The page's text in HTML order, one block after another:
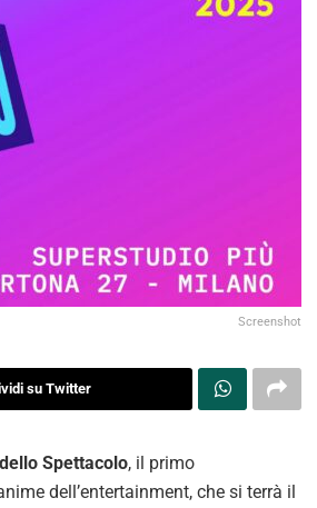
Screenshot
su Twitter
Spettacolo, il primo
dell’entertainment, che si terrà il